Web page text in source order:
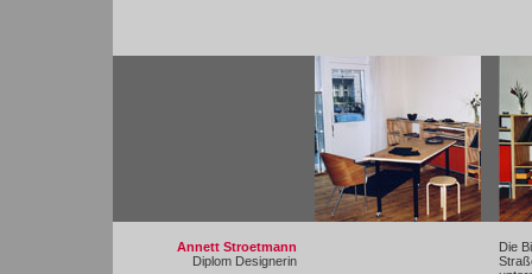
Annett Stroetmann
Diplom Designerin
Die